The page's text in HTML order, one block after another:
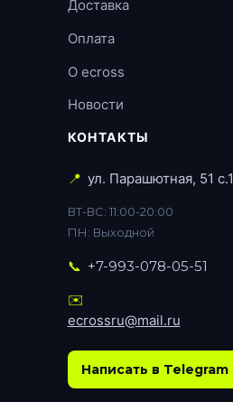
Доставка
Оплата
О ecross
Новости
КОНТАКТЫ
📍 ул. Парашютная, 51 с.1
ВТ-ВС: 11:00-20:00
ПН: Выходной
📞 +7-993-078-05-51
✉️
ecrossru@mail.ru
Написать в Telegram